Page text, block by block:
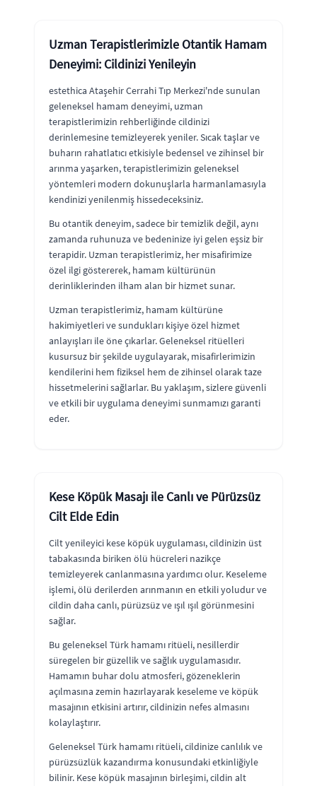
Uzman Terapistlerimizle Otantik Hamam
Deneyimi: Cildinizi Yenileyin
estethica Ataşehir Cerrahi Tıp Merkezi'nde sunulan
geleneksel hamam deneyimi, uzman
terapistlerimizin rehberliğinde cildinizi
derinlemesine temizleyerek yeniler. Sıcak taşlar ve
buharın rahatlatıcı etkisiyle bedensel ve zihinsel bir
arınma yaşarken, terapistlerimizin geleneksel
yöntemleri modern dokunuşlarla harmanlamasıyla
kendinizi yenilenmiş hissedeceksiniz.
Bu otantik deneyim, sadece bir temizlik değil, aynı
zamanda ruhunuza ve bedeninize iyi gelen eşsiz bir
terapidir. Uzman terapistlerimiz, her misafirimize
özel ilgi göstererek, hamam kültürünün
derinliklerinden ilham alan bir hizmet sunar.
Uzman terapistlerimiz, hamam kültürüne
hakimiyetleri ve sundukları kişiye özel hizmet
anlayışları ile öne çıkarlar. Geleneksel ritüelleri
kusursuz bir şekilde uygulayarak, misafirlerimizin
kendilerini hem fiziksel hem de zihinsel olarak taze
hissetmelerini sağlarlar. Bu yaklaşım, sizlere güvenli
ve etkili bir uygulama deneyimi sunmamızı garanti
eder.
Kese Köpük Masajı ile Canlı ve Pürüzsüz
Cilt Elde Edin
Cilt yenileyici kese köpük uygulaması, cildinizin üst
tabakasında biriken ölü hücreleri nazikçe
temizleyerek canlanmasına yardımcı olur. Keseleme
işlemi, ölü derilerden arınmanın en etkili yoludur ve
cildin daha canlı, pürüzsüz ve ışıl ışıl görünmesini
sağlar.
Bu geleneksel Türk hamamı ritüeli, nesillerdir
süregelen bir güzellik ve sağlık uygulamasıdır.
Hamamın buhar dolu atmosferi, gözeneklerin
açılmasına zemin hazırlayarak keseleme ve köpük
masajının etkisini artırır, cildinizin nefes almasını
kolaylaştırır.
Geleneksel Türk hamamı ritüeli, cildinize canlılık ve
pürüzsüzlük kazandırma konusundaki etkinliğiyle
bilinir. Kese köpük masajının birleşimi, cildin alt